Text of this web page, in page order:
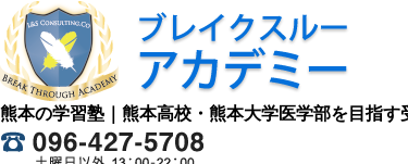
熊本の学習塾｜熊本高校・熊本大学医学部を目指す